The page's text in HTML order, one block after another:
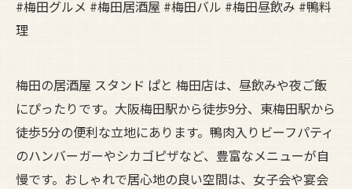
#梅田グルメ #梅田居酒屋 #梅田バル #梅田昼飲み #鴨料
理
梅田の居酒屋 スタンド ぱと 梅田店は、昼飲みや夜ご飯
にぴったりです。大阪梅田駅から徒歩9分、東梅田駅から
徒歩5分の便利な立地にあります。鴨肉入りビーフパティ
のハンバーガーやシカゴピザなど、豊富なメニューが自
慢です。おしゃれで居心地の良い空間は、女子会や宴会